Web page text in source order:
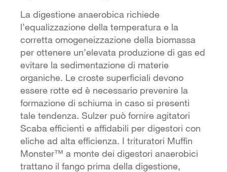
La digestione anaerobica richiede
l’equalizzazione della temperatura e la
corretta omogeneizzazione della biomassa
per ottenere un’elevata produzione di gas ed
evitare la sedimentazione di materie
organiche. Le croste superficiali devono
essere rotte ed è necessario prevenire la
formazione di schiuma in caso si presenti
tale tendenza. Sulzer può fornire agitatori
Scaba efficienti e affidabili per digestori con
eliche ad alta efficienza. I trituratori Muffin
Monster™ a monte dei digestori anaerobici
trattano il fango prima della digestione,